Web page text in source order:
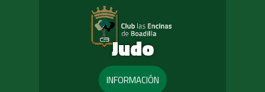
Judo
INFORMACIÓN